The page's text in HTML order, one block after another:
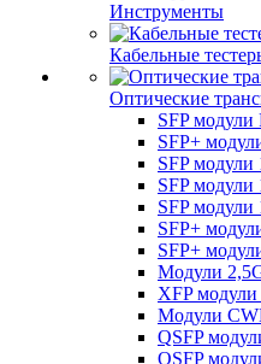
Инструменты
Кабельные
Оптические
SFP модули
SFP+
SFP
SFP
SFP модули
SFP+
SFP+
Модули
XFP модули
Модули
QSFP
QSFP